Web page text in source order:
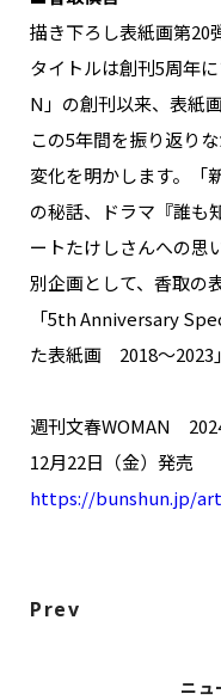
描き下ろし表紙画第20
タイトルは創刊5周年
N」の創刊以来、表紙
この5年間を振り返り
変化を明かします。「
の秘話、ドラマ『誰も
ートたけしさんへの思
別企画として、香取の
「5th Anniversary
た表紙画 2018～2023
週刊文春WOMAN
12月22日（金）発売
https://bunshun.jp/
Prev
ニュ